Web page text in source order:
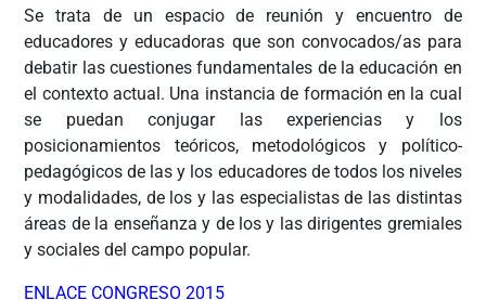
Se trata de un espacio de reunión y encuentro de
educadores y educadoras que son convocados/as para
debatir las cuestiones fundamentales de la educación en
el contexto actual. Una instancia de formación en la cual
se puedan conjugar las experiencias y los
posicionamientos teóricos, metodológicos y político-
pedagógicos de las y los educadores de todos los niveles
y modalidades, de los y las especialistas de las distintas
áreas de la enseñanza y de los y las dirigentes gremiales
y sociales del campo popular.
ENLACE CONGRESO 2015